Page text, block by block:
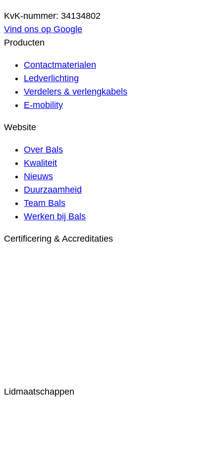
KvK-nummer: 34134802
Vind ons op Google
Producten
Contactmaterialen
Ledverlichting
Verdelers & verlengkabels
E-mobility
Website
Over Bals
Kwaliteit
Nieuws
Duurzaamheid
Team Bals
Werken bij Bals
Certificering & Accreditaties
Lidmaatschappen